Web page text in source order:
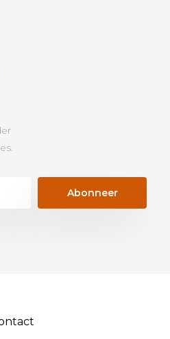
Abonneer